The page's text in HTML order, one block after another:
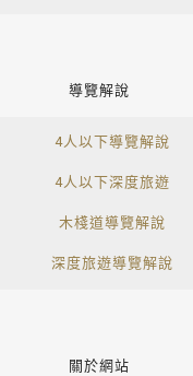
導覽解說
4人以下導覽解說
4人以下深度旅遊
木棧道導覽解說
深度旅遊導覽解說
關於網站